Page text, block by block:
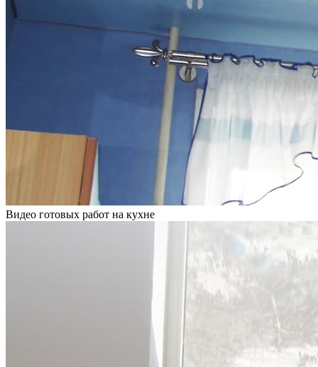
Видео готовых работ на кухне